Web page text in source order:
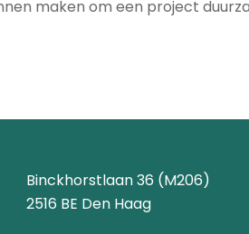
maken om een project
Binckhorstlaan 36 (M206)
2516 BE Den Haag